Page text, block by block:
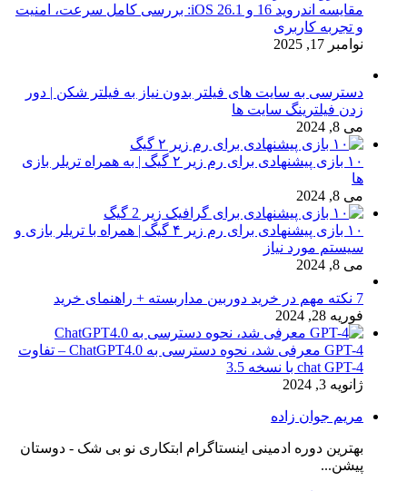
مقایسه اندروید 16 و iOS 26.1: بررسی کامل سرعت، امنیت
و تجربه کاربری
نوامبر 17, 2025
دسترسی به سایت های فیلتر بدون نیاز به فیلتر شکن | دور
زدن فیلترینگ سایت ها
می 8, 2024
۱۰ بازی پیشنهادی برای رم زیر ۲ گیگ | به همراه تریلر بازی
ها
می 8, 2024
۱۰ بازی پیشنهادی برای رم زیر ۴ گیگ | همراه با تریلر بازی و
سیستم مورد نیاز
می 8, 2024
7 نکته مهم در خرید دوربین مداربسته + راهنمای خرید
فوریه 28, 2024
GPT-4 معرفی شد، نحوه دسترسی به ChatGPT4.0 – تفاوت
chat GPT-4 با نسخه 3.5
ژانویه 3, 2024
مریم جوان زاده
بهترین دوره ادمینی اینستاگرام ابتکاری نو بی شک - دوستان
پیشن...